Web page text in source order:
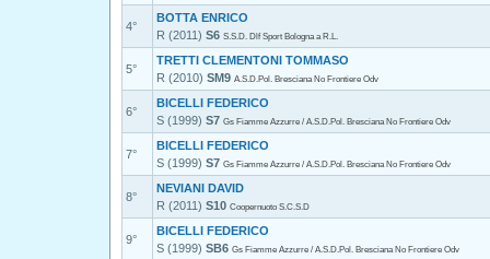
4°
BOTTA ENRICO
R (2011) S6 S.S.D. Dlf Sport Bologna a R.L.
5°
TRETTI CLEMENTONI TOMMASO
R (2010) SM9 A.S.D.Pol. Bresciana No Frontiere Odv
6°
BICELLI FEDERICO
S (1999) S7 Gs Fiamme Azzurre / A.S.D.Pol. Bresciana No Frontiere Odv
7°
BICELLI FEDERICO
S (1999) S7 Gs Fiamme Azzurre / A.S.D.Pol. Bresciana No Frontiere Odv
8°
NEVIANI DAVID
R (2011) S10 Coopernuoto S.C.S.D
9°
BICELLI FEDERICO
S (1999) SB6 Gs Fiamme Azzurre / A.S.D.Pol. Bresciana No Frontiere Odv